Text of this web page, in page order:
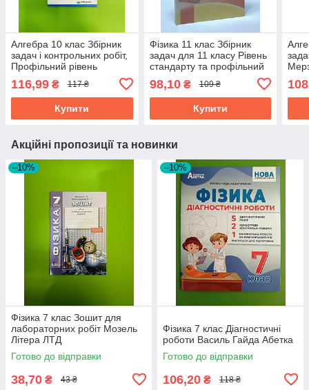
Алгебра 10 клас Збірник
задач і контрольних робіт,
Профільний рівень
116,99 ₴ 117 ₴
Купити
Фізика 11 клас Збірник
задач для 11 класу Рівень
стандарту та профільний
98,10₴ 109 ₴
Купити
Акційні пропозиції та новинки
–10%
Фізика 7 клас Зошит для
лабораторних робіт Мозель
Літера ЛТД
Готово до відправки
38,70 ₴ 43 ₴
–10%
Фізика 7 клас Діагностичні
роботи Василь Гайда Абетка
Готово до відправки
106,20 ₴ 118 ₴